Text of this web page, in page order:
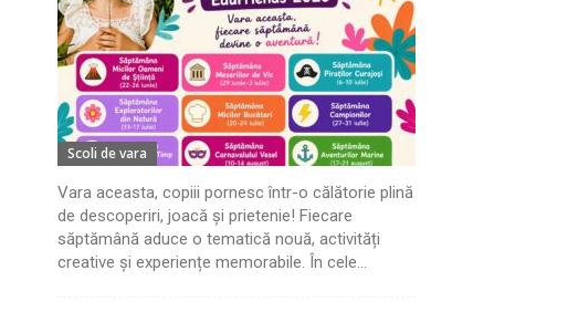
Scoli de vara
Vara aceasta, copiii pornesc într-o călătorie plină
de descoperiri, joacă și prietenie! Fiecare
săptămână aduce o tematică nouă, activități
creative și experiențe memorabile. În cele...